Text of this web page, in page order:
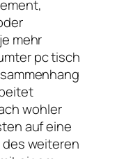
mehr
pc tisch
wohler
auf eine
des weiteren